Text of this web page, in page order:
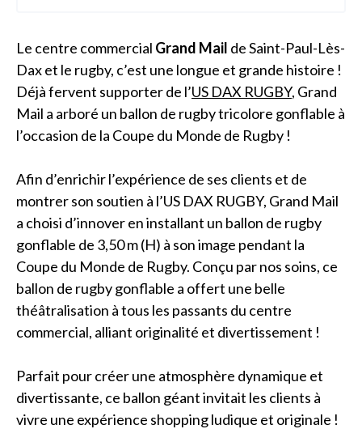
Le centre commercial Grand Mail de Saint-Paul-Lès-
Dax et le rugby, c’est une longue et grande histoire !
Déjà fervent supporter de l’US DAX RUGBY, Grand
Mail a arboré un ballon de rugby tricolore gonflable à
l’occasion de la Coupe du Monde de Rugby !
Afin d’enrichir l’expérience de ses clients et de
montrer son soutien à l’US DAX RUGBY, Grand Mail
a choisi d’innover en installant un ballon de rugby
gonflable de 3,50 m (H) à son image pendant la
Coupe du Monde de Rugby. Conçu par nos soins, ce
ballon de rugby gonflable a offert une belle
théâtralisation à tous les passants du centre
commercial, alliant originalité et divertissement !
Parfait pour créer une atmosphère dynamique et
divertissante, ce ballon géant invitait les clients à
vivre une expérience shopping ludique et originale !